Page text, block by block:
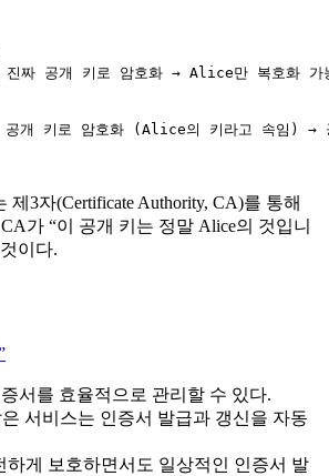
짜 공개 키로 암호화 → Alice만 복호화 가
공개 키로 암호화 (Alice의 키라고 속임) →
3자(Certificate Authority, CA)를 통해
가 “이 공개 키는 정말 Alice의 것입니
이다.
서를 효율적으로 관리할 수 있다.
은 서비스는 인증서 발급과 갱신을 자동
하게 보호하면서도 일상적인 인증서 발